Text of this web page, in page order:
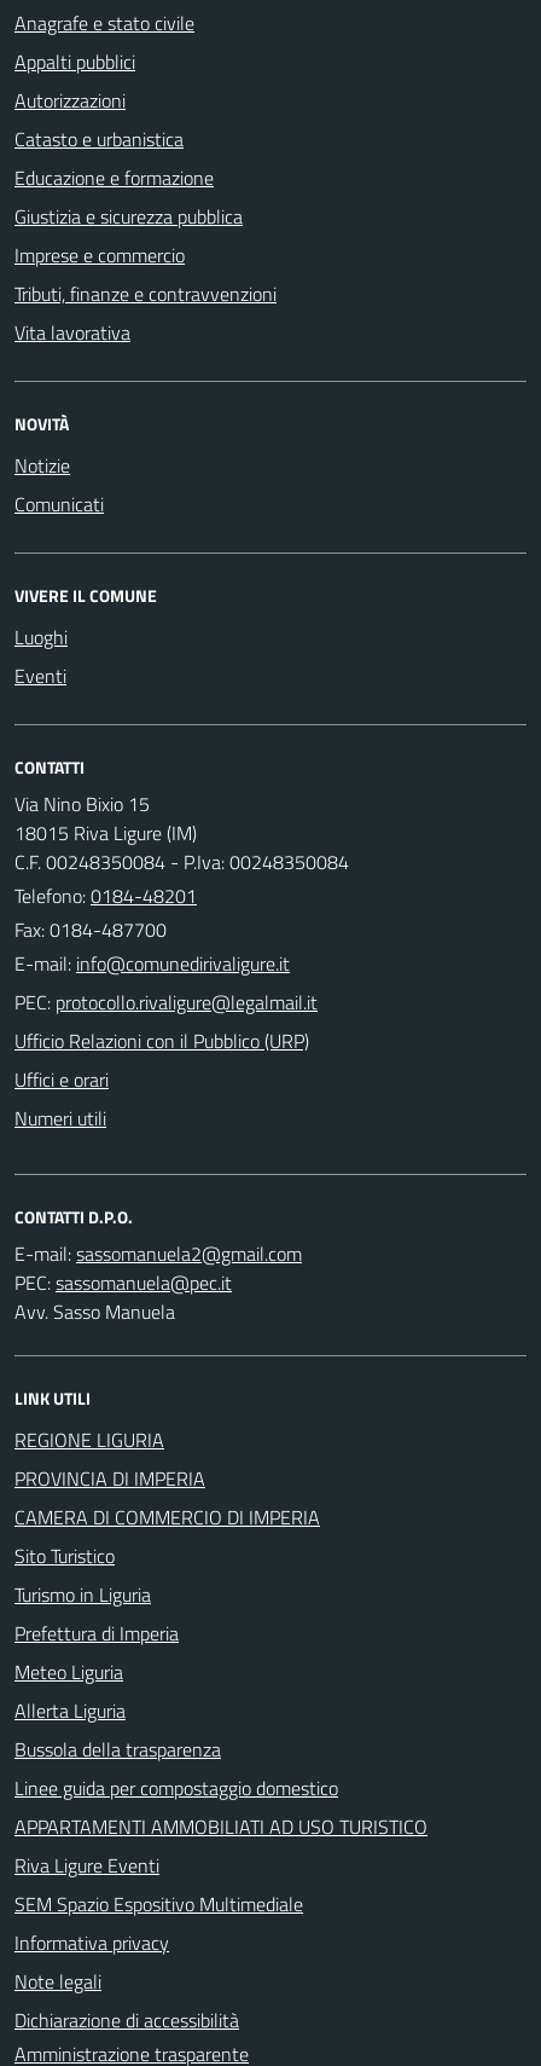
Anagrafe e stato civile
Appalti pubblici
Autorizzazioni
Catasto e urbanistica
Educazione e formazione
Giustizia e sicurezza pubblica
Imprese e commercio
Tributi, finanze e contravvenzioni
Vita lavorativa
NOVITÀ
Notizie
Comunicati
VIVERE IL COMUNE
Luoghi
Eventi
CONTATTI
Via Nino Bixio 15
18015 Riva Ligure (IM)
C.F. 00248350084 - P.Iva: 00248350084
Telefono:0184-48201
Fax: 0184-487700
E-mail:
PEC:
Ufficio Relazioni con il Pubblico (URP)
Uffici e orari
Numeri utili
CONTATTI D.P.O.
E-mail:
PEC:
Avv. Sasso Manuela
LINK UTILI
REGIONE LIGURIA
PROVINCIA DI IMPERIA
CAMERA DI COMMERCIO DI IMPERIA
Sito Turistico
Turismo in Liguria
Prefettura di Imperia
Meteo Liguria
Allerta Liguria
Bussola della trasparenza
Linee guida per compostaggio domestico
APPARTAMENTI AMMOBILIATI AD USO TURISTICO
Riva Ligure Eventi
SEM Spazio Espositivo Multimediale
Informativa privacy
Note legali
Dichiarazione di accessibilità
Amministrazione trasparente